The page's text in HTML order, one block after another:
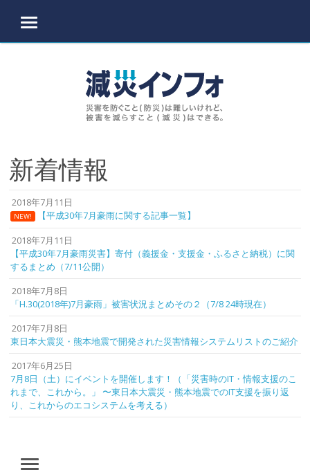
MENU
新着情報
2018年7月11日
NEW! 【平成30年7月豪雨に関する記事一覧】
2018年7月11日
【平成30年7月豪雨災害】寄付（義援金・支援金・ふるさと納税）に関
するまとめ（7/11公開）
2018年7月8日
「H.30(2018年)7月豪雨」被害状況まとめその２（7/8 24時現在）
2017年7月8日
東日本大震災・熊本地震で開発された災害情報システムリストのご紹介
2017年6月25日
7月8日（土）にイベントを開催します！（「災害時のIT・情報支援のこ
れまで、これから。」 〜東日本大震災・熊本地震でのIT支援を振り返
り、これからのエコシステムを考える）
MENU